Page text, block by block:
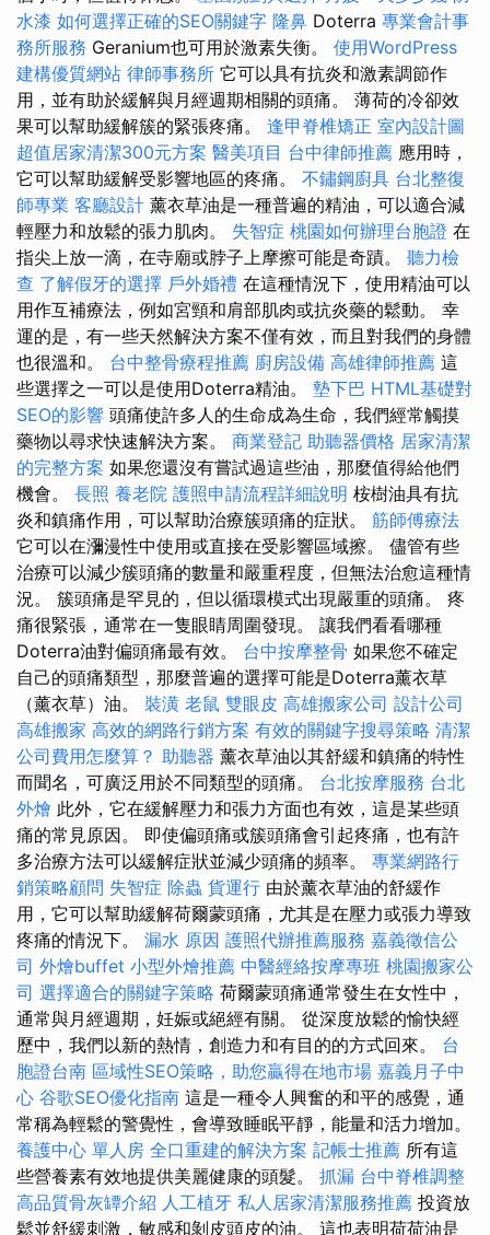
水漆 如何選擇正確的SEO關鍵字 隆鼻 Doterra 專業會計事
務所服務 Geranium也可用於激素失衡。 使用WordPress
建構優質網站 律師事務所 它可以具有抗炎和激素調節作
用，並有助於緩解與月經週期相關的頭痛。 薄荷的冷卻效
果可以幫助緩解簇的緊張疼痛。 逢甲脊椎矯正 室內設計圖
超值居家清潔300元方案 醫美項目 台中律師推薦 應用時，
它可以幫助緩解受影響地區的疼痛。 不鏽鋼廚具 台北整復
師專業 客廳設計 薰衣草油是一種普遍的精油，可以適合減
輕壓力和放鬆的張力肌肉。 失智症 桃園如何辦理台胞證 在
指尖上放一滴，在寺廟或脖子上摩擦可能是奇蹟。 聽力檢
查 了解假牙的選擇 戶外婚禮 在這種情況下，使用精油可以
用作互補療法，例如宮頸和肩部肌肉或抗炎藥的鬆動。 幸
運的是，有一些天然解決方案不僅有效，而且對我們的身體
也很溫和。 台中整骨療程推薦 廚房設備 高雄律師推薦 這
些選擇之一可以是使用Doterra精油。 墊下巴 HTML基礎對
SEO的影響 頭痛使許多人的生命成為生命，我們經常觸摸
藥物以尋求快速解決方案。 商業登記 助聽器價格 居家清潔
的完整方案 如果您還沒有嘗試過這些油，那麼值得給他們
機會。 長照 養老院 護照申請流程詳細說明 桉樹油具有抗
炎和鎮痛作用，可以幫助治療簇頭痛的症狀。 筋師傅療法
它可以在瀰漫性中使用或直接在受影響區域擦。 儘管有些
治療可以減少簇頭痛的數量和嚴重程度，但無法治愈這種情
況。 簇頭痛是罕見的，但以循環模式出現嚴重的頭痛。 疼
痛很緊張，通常在一隻眼睛周圍發現。 讓我們看看哪種
Doterra油對偏頭痛最有效。 台中按摩整骨 如果您不確定
自己的頭痛類型，那麼普遍的選擇可能是Doterra薰衣草
（薰衣草）油。 裝潢 老鼠 雙眼皮 高雄搬家公司 設計公司
高雄搬家 高效的網路行銷方案 有效的關鍵字搜尋策略 清潔
公司費用怎麼算？ 助聽器 薰衣草油以其舒緩和鎮痛的特性
而聞名，可廣泛用於不同類型的頭痛。 台北按摩服務 台北
外燴 此外，它在緩解壓力和張力方面也有效，這是某些頭
痛的常見原因。 即使偏頭痛或簇頭痛會引起疼痛，也有許
多治療方法可以緩解症狀並減少頭痛的頻率。 專業網路行
銷策略顧問 失智症 除蟲 貨運行 由於薰衣草油的舒緩作
用，它可以幫助緩解荷爾蒙頭痛，尤其是在壓力或張力導致
疼痛的情況下。 漏水 原因 護照代辦推薦服務 嘉義徵信公
司 外燴buffet 小型外燴推薦 中醫經絡按摩專班 桃園搬家公
司 選擇適合的關鍵字策略 荷爾蒙頭痛通常發生在女性中，
通常與月經週期，妊娠或絕經有關。 從深度放鬆的愉快經
歷中，我們以新的熱情，創造力和有目的的方式回來。 台
胞證台南 區域性SEO策略，助您贏得在地市場 嘉義月子中
心 谷歌SEO優化指南 這是一種令人興奮的和平的感覺，通
常稱為輕鬆的警覺性，會導致睡眠平靜，能量和活力增加。
養護中心 單人房 全口重建的解決方案 記帳士推薦 所有這
些營養素有效地提供美麗健康的頭髮。 抓漏 台中脊椎調整
高品質骨灰罈介紹 人工植牙 私人居家清潔服務推薦 投資放
鬆並舒緩刺激，敏感和剝皮頭皮的油。 這也表明荷荷油是